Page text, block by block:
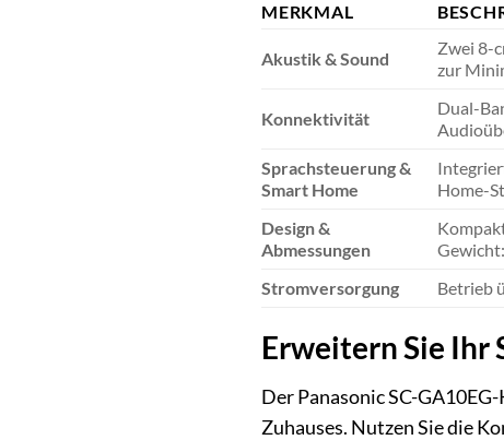
MERKMAL
Akustik & Sound
Zwei 8-
zur
Konnektivität
Dual-
Sprachsteuerung &
Smart Home
Home-
Design &
Abmessungen
Stromversorgung
Betrieb
Erweitern Sie Ihr
Der Panasonic SC-
Zuhauses. Nutzen Sie die